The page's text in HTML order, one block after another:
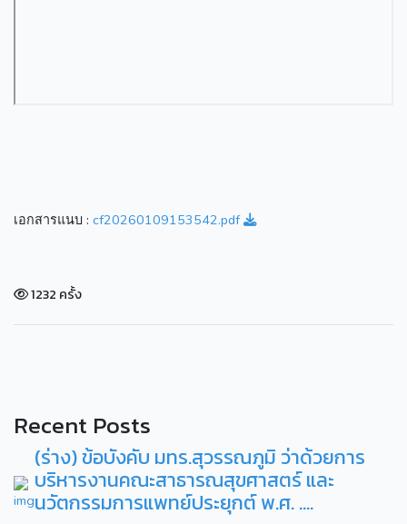
เอกสารแนบ : cf20260109153542.pdf
1232 ครั้ง
Recent Posts
(ร่าง) ข้อบังคับ มทร.สุวรรณภูมิ ว่าด้วยการ
บริหารงานคณะสาธารณสุขศาสตร์ และ
นวัตกรรมการแพทย์ประยุกต์ พ.ศ. ....